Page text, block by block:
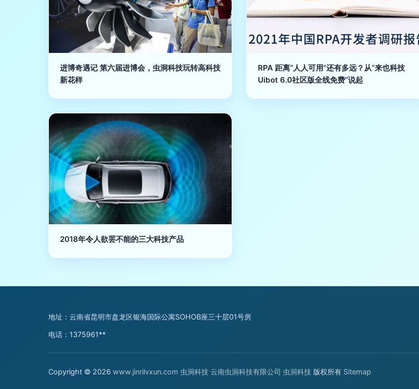
进博奇遇记 第六届进博会，虫洞科技玩转高科技
新花样
RPA 距离“人人可用”还有多远？从“来也科技
Uibot 6.0社区版全线免费”说起
2018年令人欲罢不能的三大科技产品
地址：云南省昆明市盘龙区银海国际公寓SOHOB座三十层01号房
电话：1375961**
Copyright © 2026 www.jinrilvxun.com 虫洞科技 云南虫洞科技有限公司 虫洞科技 版权所有 Sitemap